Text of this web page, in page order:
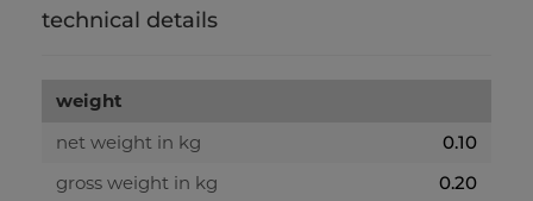
technical details
weight
net weight in kg
0.10
gross weight in kg
0.20